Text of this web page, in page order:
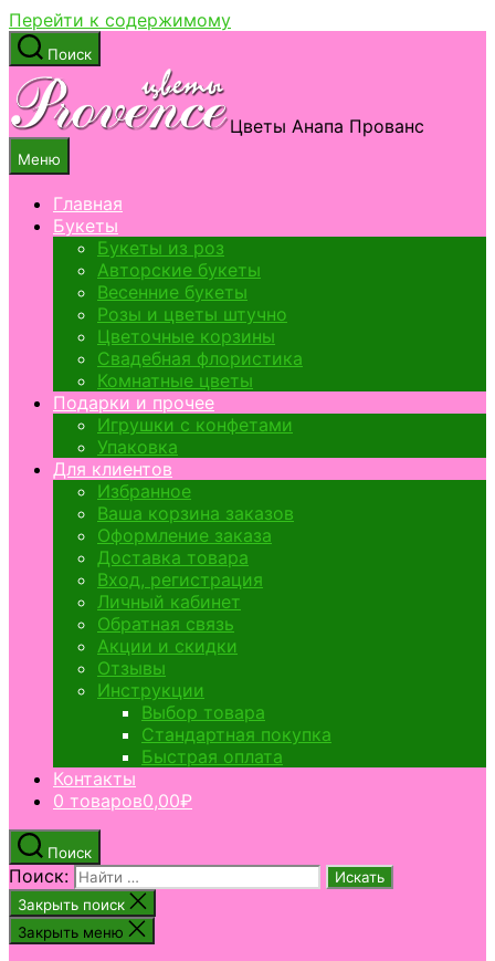
Перейти к содержимому
Поиск
Цветы Анапа Прованс
Меню
Главная
Букеты
Букеты из роз
Авторские букеты
Весенние букеты
Розы и цветы штучно
Цветочные корзины
Свадебная флористика
Комнатные цветы
Подарки и прочее
Игрушки с конфетами
Упаковка
Для клиентов
Избранное
Ваша корзина заказов
Оформление заказа
Доставка товара
Вход, регистрация
Личный кабинет
Обратная связь
Акции и скидки
Отзывы
Инструкции
Выбор товара
Стандартная покупка
Быстрая оплата
Контакты
0 товаров0,00₽
Поиск
Поиск:
Закрыть поиск
Закрыть меню